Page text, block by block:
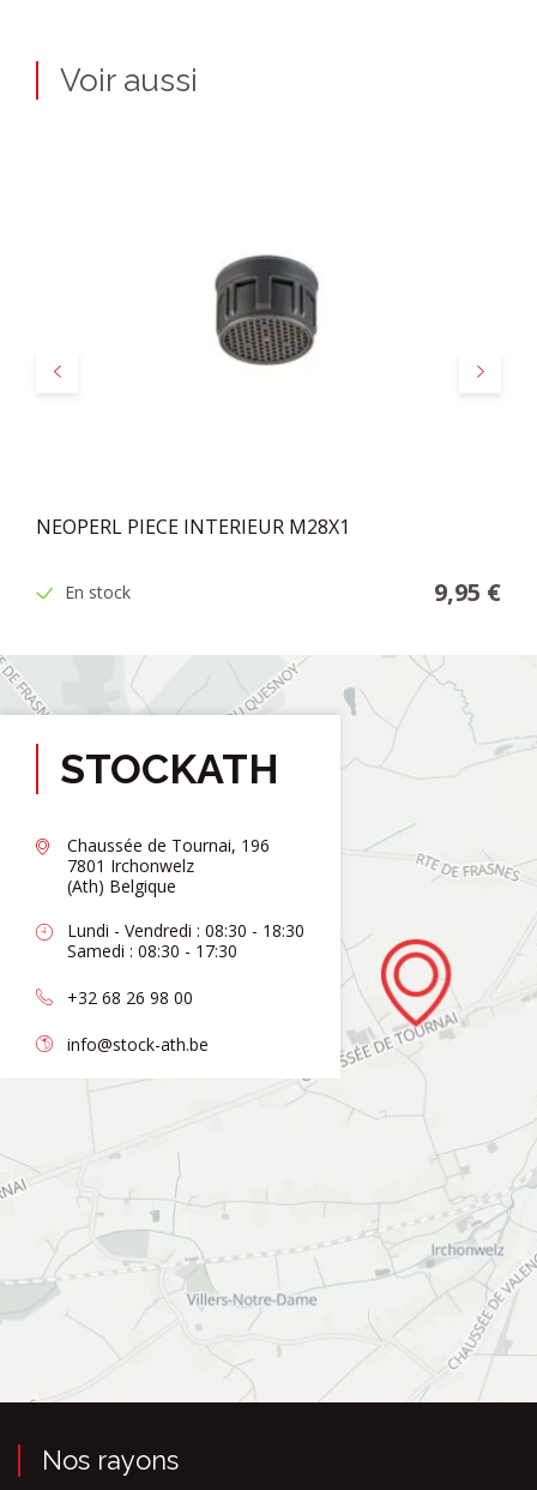
Voir aussi
Précédent Suivant
NEOPERL PIECE INTERIEUR M28X1
En stock 9,95 €
STOCKATH
Chaussée de Tournai, 196
7801 Irchonwelz
(Ath) Belgique
Lundi - Vendredi : 08:30 - 18:30
Samedi : 08:30 - 17:30
+32 68 26 98 00
info@stock-ath.be
Nos rayons